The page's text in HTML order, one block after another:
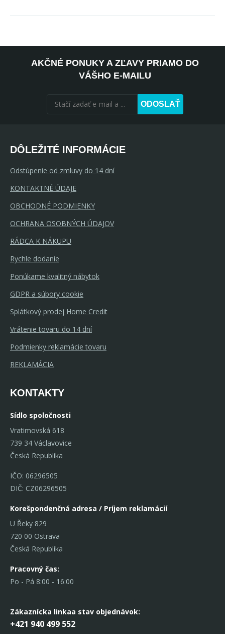
AKČNÉ PONUKY A ZĽAVY PRIAMO DO
VÁŠHO E-MAILU
ODOSLAŤ
DÔLEŽITÉ INFORMÁCIE
Odstúpenie od zmluvy do 14 dní
KONTAKTNÉ ÚDAJE
OBCHODNÉ PODMIENKY
OCHRANA OSOBNÝCH ÚDAJOV
RÁDCA K NÁKUPU
Rychle dodanie
Ponúkame kvalitný nábytok
GDPR a súbory cookie
Splátkový prodej Home Credit
Vrátenie tovaru do 14 dní
Podmienky reklamácie tovaru
REKLAMÁCIA
KONTAKTY
Sídlo spoločnosti
Vratimovská 618
739 34 Václavovice
Česká Republika
IČO: 06296505
DIČ: CZ06296505
Korešpondenčná adresa / Príjem reklamácií
U Řeky 829
720 00 Ostrava
Česká Republika
Pracovný čas:
Po - Pá 8:00 - 16:00
Zákaznícka linkaa stav objednávok:
+421 940 499 552